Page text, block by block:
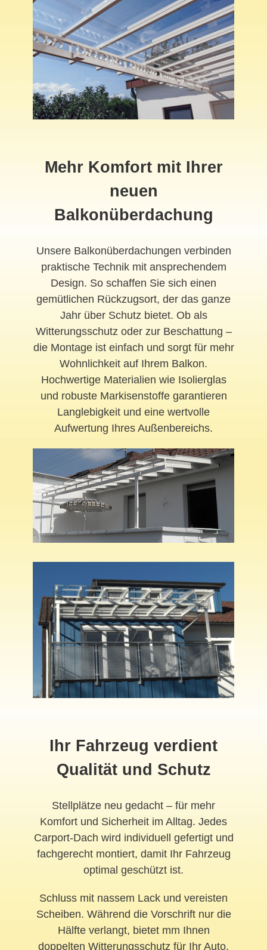
Mehr Komfort mit Ihrer
neuen
Balkonüberdachung
Unsere Balkonüberdachungen verbinden
praktische Technik mit ansprechendem
Design. So schaffen Sie sich einen
gemütlichen Rückzugsort, der das ganze
Jahr über Schutz bietet. Ob als
Witterungsschutz oder zur Beschattung –
die Montage ist einfach und sorgt für mehr
Wohnlichkeit auf Ihrem Balkon.
Hochwertige Materialien wie Isolierglas
und robuste Markisenstoffe garantieren
Langlebigkeit und eine wertvolle
Aufwertung Ihres Außenbereichs.
Ihr Fahrzeug verdient
Qualität und Schutz
Stellplätze neu gedacht – für mehr
Komfort und Sicherheit im Alltag. Jedes
Carport-Dach wird individuell gefertigt und
fachgerecht montiert, damit Ihr Fahrzeug
optimal geschützt ist.
Schluss mit nassem Lack und vereisten
Scheiben. Während die Vorschrift nur die
Hälfte verlangt, bietet mm Ihnen
doppelten Witterungsschutz für Ihr Auto.